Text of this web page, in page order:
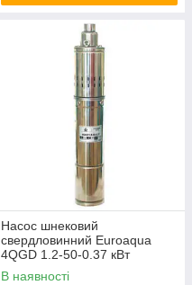
Насос шнековий
свердловинний Euroaqua
4QGD 1.2-50-0.37 кВт
неіржавка сталь
В наявності